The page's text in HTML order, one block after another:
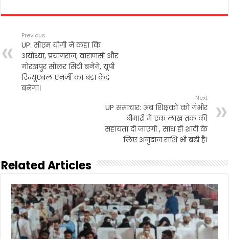
e
o
o
k
t
e
r
i
t
A
p
p
n
r
Previous
UP: सीएम योगी ने कहा कि
अयोध्या, प्रयागराज, वाराणसी और
गोरखपुर सोलर सिटी बनेंगे, यूपी
रिन्यूएबल एनर्जी का बड़ा केंद्र
बनेगा।
Next
UP समाचार: अब शिक्षकों को गंभीर
बीमारी में एक लाख तक की
सहायता दी जाएगी , साथ ही शादी के
लिए अनुदान राशि भी बढ़ी है।
Related Articles